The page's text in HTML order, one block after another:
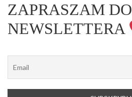
ZAPRASZAM DO
NEWSLETTERA